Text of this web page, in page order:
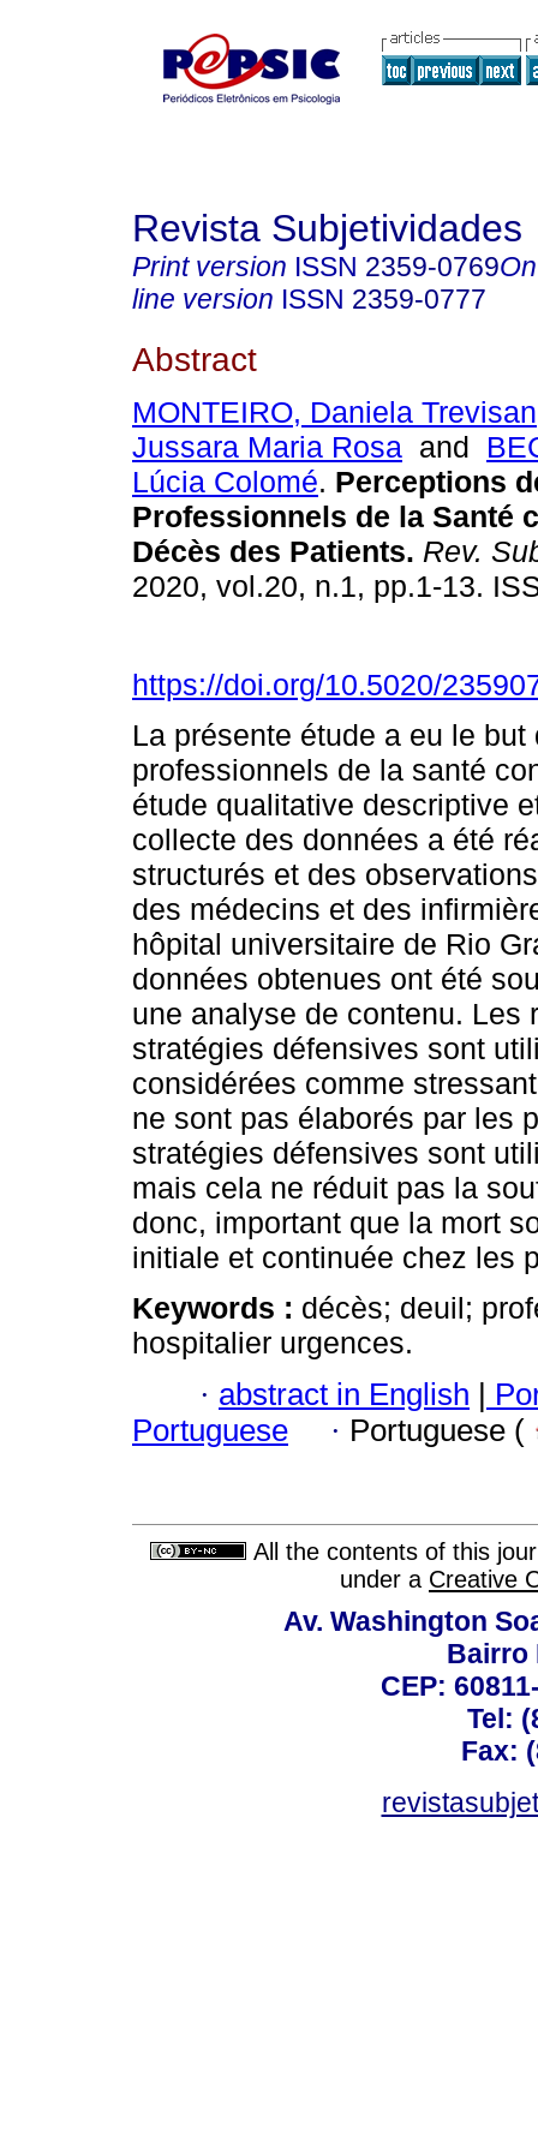
Revista Subjetividades
Print version ISSN 2359-0769
line version ISSN 2359-0777
Abstract
MONTEIRO, Daniela Trevisan
Jussara Maria Rosa and
Lúcia Colomé. Perceptions
Professionnels de la Santé
Décès des Patients. Rev.
2020, vol.20, n.1, pp.1-13.
https://doi.org/10.5020/
La présente étude a eu le
professionnels de la santé
étude qualitative descriptive
collecte des données a été
structurés et des
des médecins et des
hôpital universitaire de Rio
données obtenues ont été
une analyse de contenu. Les
stratégies défensives sont
considérées comme
ne sont pas élaborés par les
stratégies défensives sont
mais cela ne réduit pas la
donc, important que la mort
initiale et continuée chez les
Keywords : décès; deuil;
hospitalier urgences.
· abstract in English |
Portuguese
· Portuguese (
All the contents of this
under a Creative
Av. Washington
Bairro
CEP:
Tel:
Fax: